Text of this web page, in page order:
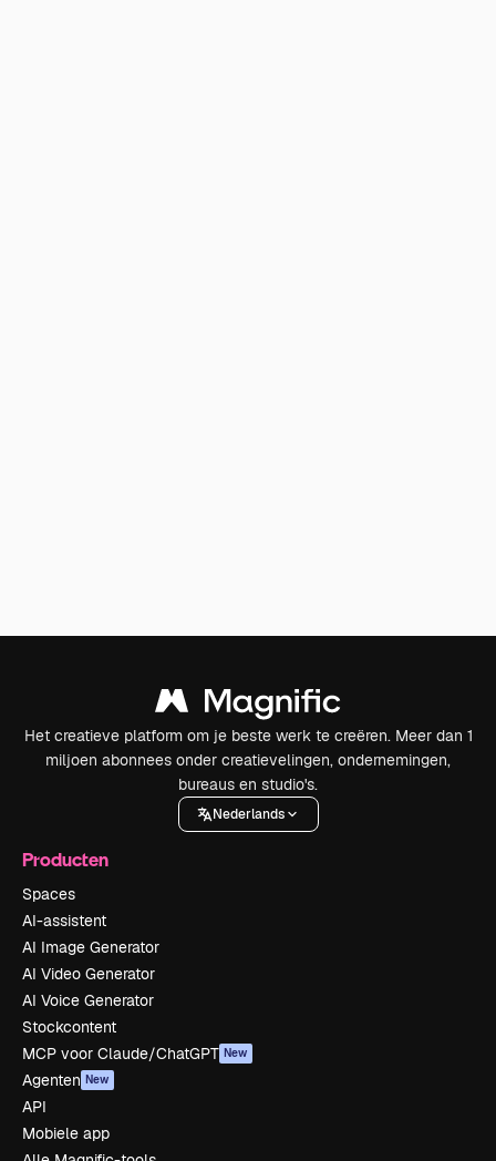
Het creatieve platform om je beste werk te creëren. Meer dan 1
miljoen abonnees onder creatievelingen, ondernemingen,
bureaus en studio's.
Nederlands
Producten
Spaces
AI-assistent
AI Image Generator
AI Video Generator
AI Voice Generator
Stockcontent
MCP voor Claude/ChatGPT New
Agenten New
API
Mobiele app